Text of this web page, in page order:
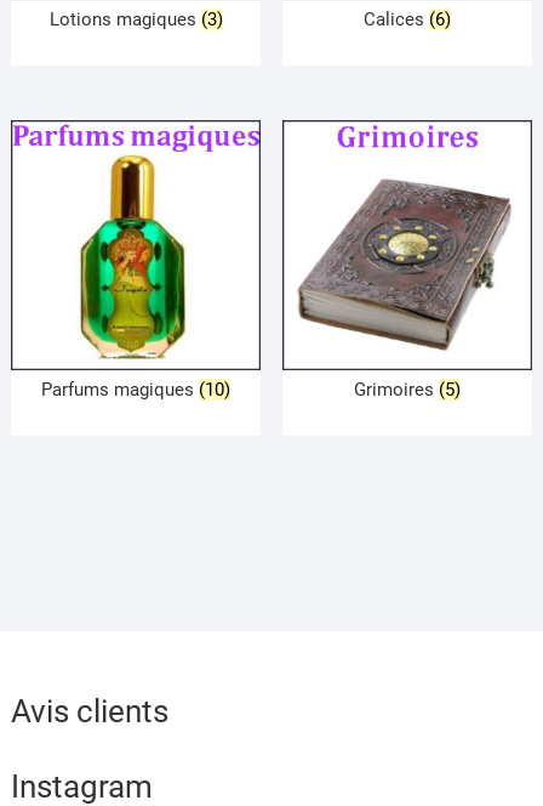
Lotions magiques (3) Calices (6)
Parfums magiques (10) Grimoires (5)
Avis clients
Instagram